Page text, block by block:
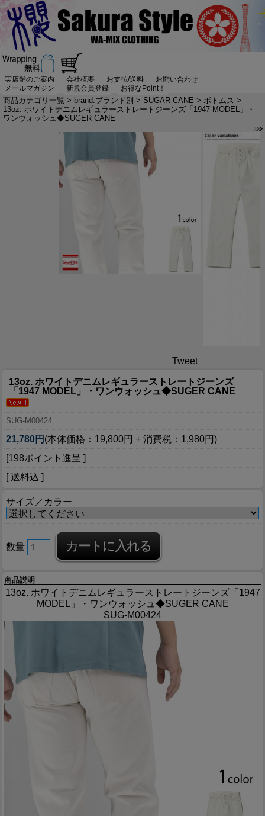
実店舗のご案内 会社概要 お支払/送料
お問い合わせ
メールマガジン
新規会員登録 お得なPoint！
商品カテゴリ一覧 > brand:ブランド別 > SUGAR CANE > ボトムス >
13oz. ホワイトデニムレギュラーストレートジーンズ「1947 MODEL」・
ワンウォッシュ◆SUGER CANE
Tweet
13oz. ホワイトデニムレギュラーストレートジーンズ
「1947 MODEL」・ワンウォッシュ◆SUGER CANE
SUG-M00424
21,780円 (本体価格：19,800円 + 消費税：1,980円)
[198ポイント進呈 ]
[ 送料込 ]
サイズ／カラー
数量
商品説明
13oz. ホワイトデニムレギュラーストレートジーンズ「1947
MODEL」・ワンウォッシュ◆SUGER CANE
SUG-M00424